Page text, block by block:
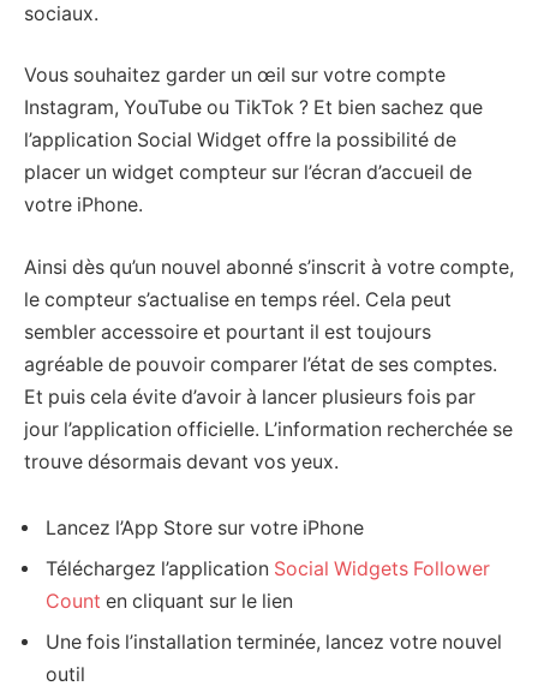
sociaux.
Vous souhaitez garder un œil sur votre compte
Instagram, YouTube ou TikTok ? Et bien sachez que
l’application Social Widget offre la possibilité de
placer un widget compteur sur l’écran d’accueil de
votre iPhone.
Ainsi dès qu’un nouvel abonné s’inscrit à votre compte,
le compteur s’actualise en temps réel. Cela peut
sembler accessoire et pourtant il est toujours
agréable de pouvoir comparer l’état de ses comptes.
Et puis cela évite d’avoir à lancer plusieurs fois par
jour l’application officielle. L’information recherchée se
trouve désormais devant vos yeux.
Lancez l’App Store sur votre iPhone
Téléchargez l’application Social Widgets Follower
Count en cliquant sur le lien
Une fois l’installation terminée, lancez votre nouvel
outil